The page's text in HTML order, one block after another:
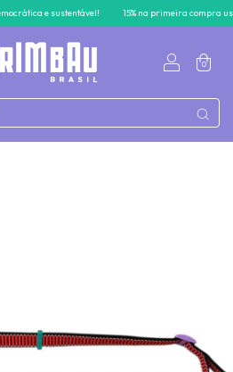
15% na primeira compra usando o
0